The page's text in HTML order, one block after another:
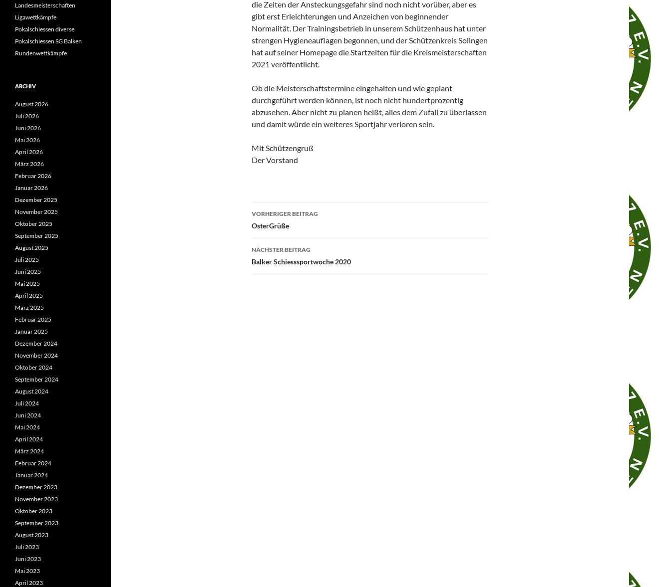
die Zeiten der Ansteckungsgefahr sind noch nicht vorüber, aber es
gibt erst Erleichterungen und Anzeichen von beginnender
Normalität. Der Trainingsbetrieb in unserem Schützenhaus hat unter
strengen Hygieneauflagen begonnen, und der Schützenkreis Solingen
hat auf seiner Homepage die Startzeiten für die Kreismeisterschaften
2021 veröffentlicht.
Ob die Meisterschaftstermine eingehalten und wie geplant
durchgeführt werden können, ist noch nicht hundertprozentig
abzusehen. Aber nicht zu planen heißt, alles dem Zufall zu überlassen
und damit würde ein weiteres Sportjahr verloren sein.
Mit Schützengruß
Der Vorstand
Beitragsnavigation
VORHERIGER BEITRAG
OsterGrüße
NÄCHSTER BEITRAG
Balker Schiesssportwoche 2020
Landesmeisterschaften
Ligawettkämpfe
Pokalschiessen diverse
Pokalschiessen SG Balken
Rundenwettkämpfe
ARCHIV
August 2026
Juli 2026
Juni 2026
Mai 2026
April 2026
März 2026
Februar 2026
Januar 2026
Dezember 2025
November 2025
Oktober 2025
September 2025
August 2025
Juli 2025
Juni 2025
Mai 2025
April 2025
März 2025
Februar 2025
Januar 2025
Dezember 2024
November 2024
Oktober 2024
September 2024
August 2024
Juli 2024
Juni 2024
Mai 2024
April 2024
März 2024
Februar 2024
Januar 2024
Dezember 2023
November 2023
Oktober 2023
September 2023
August 2023
Juli 2023
Juni 2023
Mai 2023
April 2023